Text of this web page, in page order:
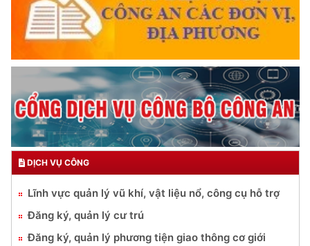
DỊCH VỤ CÔNG
Lĩnh vực quản lý vũ khí, vật liệu nổ, công cụ hỗ trợ
Đăng ký, quản lý cư trú
Đăng ký, quản lý phương tiện giao thông cơ giới